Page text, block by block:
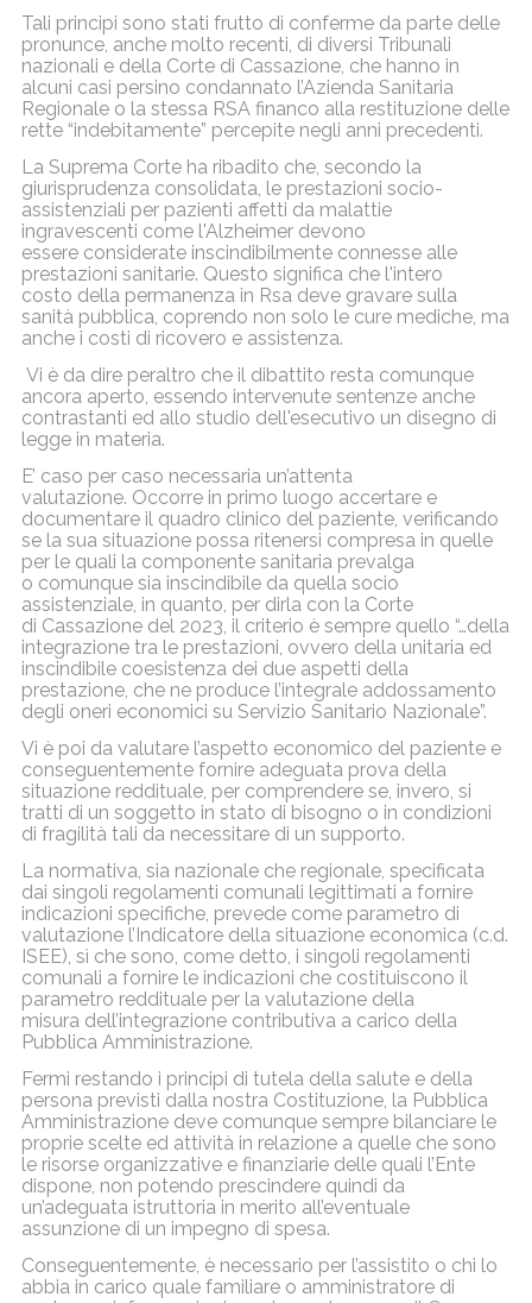
Tali principi sono stati frutto di conferme da parte delle
pronunce, anche molto recenti, di diversi Tribunali
nazionali e della Corte di Cassazione, che hanno in
alcuni casi persino condannato l’Azienda Sanitaria
Regionale o la stessa RSA financo alla restituzione delle
rette “indebitamente” percepite negli anni precedenti.
La Suprema Corte ha ribadito che, secondo la
giurisprudenza consolidata, le prestazioni socio-
assistenziali per pazienti affetti da malattie
ingravescenti come l'Alzheimer devono
essere considerate inscindibilmente connesse alle
prestazioni sanitarie. Questo significa che l'intero
costo della permanenza in Rsa deve gravare sulla
sanità pubblica, coprendo non solo le cure mediche, ma
anche i costi di ricovero e assistenza.
Vi è da dire peraltro che il dibattito resta comunque
ancora aperto, essendo intervenute sentenze anche
contrastanti ed allo studio dell'esecutivo un disegno di
legge in materia.
E’ caso per caso necessaria un’attenta
valutazione. Occorre in primo luogo accertare e
documentare il quadro clinico del paziente, verificando
se la sua situazione possa ritenersi compresa in quelle
per le quali la componente sanitaria prevalga
o comunque sia inscindibile da quella socio
assistenziale, in quanto, per dirla con la Corte
di Cassazione del 2023, il criterio è sempre quello “…della
integrazione tra le prestazioni, ovvero della unitaria ed
inscindibile coesistenza dei due aspetti della
prestazione, che ne produce l’integrale addossamento
degli oneri economici su Servizio Sanitario Nazionale”.
Vi è poi da valutare l’aspetto economico del paziente e
conseguentemente fornire adeguata prova della
situazione reddituale, per comprendere se, invero, si
tratti di un soggetto in stato di bisogno o in condizioni
di fragilità tali da necessitare di un supporto.
La normativa, sia nazionale che regionale, specificata
dai singoli regolamenti comunali legittimati a fornire
indicazioni specifiche, prevede come parametro di
valutazione l’Indicatore della situazione economica (c.d.
ISEE), sì che sono, come detto, i singoli regolamenti
comunali a fornire le indicazioni che costituiscono il
parametro reddituale per la valutazione della
misura dell’integrazione contributiva a carico della
Pubblica Amministrazione.
Fermi restando i principi di tutela della salute e della
persona previsti dalla nostra Costituzione, la Pubblica
Amministrazione deve comunque sempre bilanciare le
proprie scelte ed attività in relazione a quelle che sono
le risorse organizzative e finanziarie delle quali l’Ente
dispone, non potendo prescindere quindi da
un’adeguata istruttoria in merito all’eventuale
assunzione di un impegno di spesa.
Conseguentemente, è necessario per l’assistito o chi lo
abbia in carico quale familiare o amministratore di